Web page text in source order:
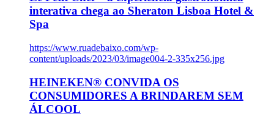
interativa chega ao Sheraton Lisboa Hotel &
Spa
https://www.ruadebaixo.com/wp-
content/uploads/2023/03/image004-2-335x256.jpg
HEINEKEN® CONVIDA OS
CONSUMIDORES A BRINDAREM SEM
ÁLCOOL